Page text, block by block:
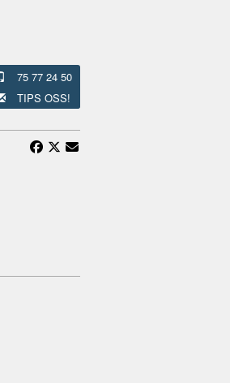
75 77 24 50
TIPS OSS!